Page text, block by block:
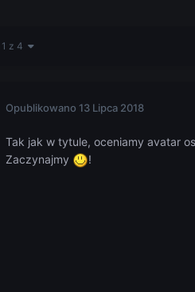
z 4
Opublikowano 13 Lipca 2018
Tak jak w tytule, oceniamy avatar
Zaczynajmy
!